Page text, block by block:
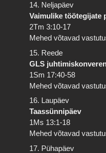
14. Neljapäev
Vaimulike töötegijate
2Tm 3:10-17
Mehed võtavad
15. Reede
GLS
1Sm 17:40-58
Mehed võtavad
16. Laupäev
Taassünnipäev
1Ms 13:1-18
Mehed võtavad
17. Pühapäev